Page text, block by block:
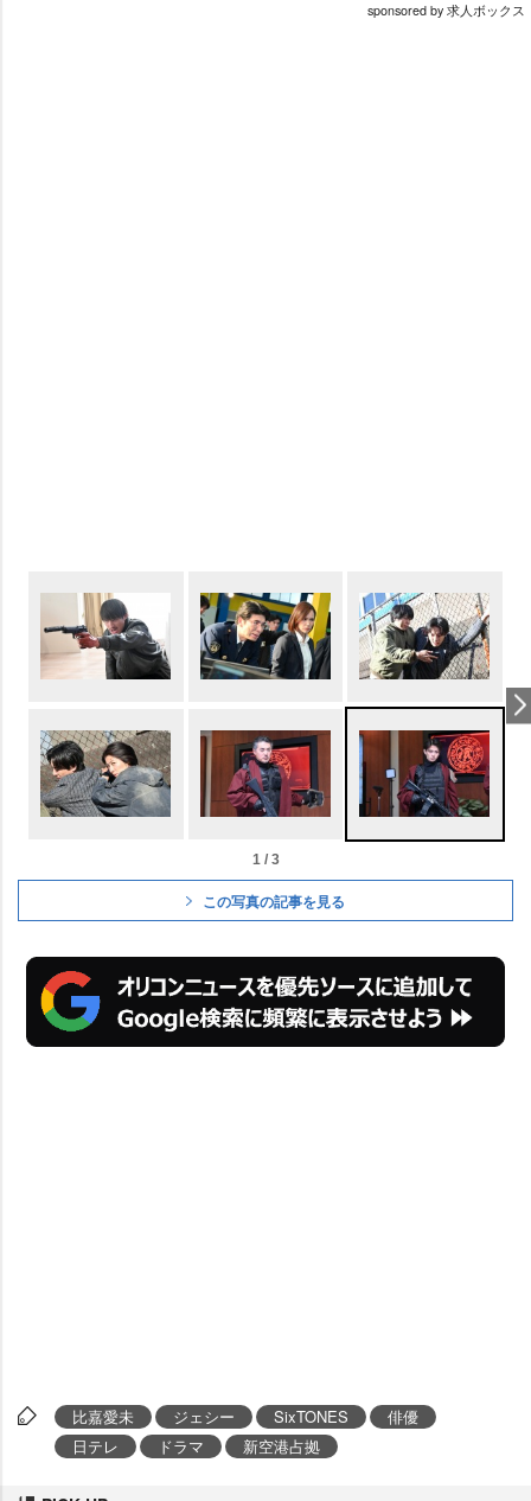
sponsored by 求人ボックス
1 / 3
この写真の記事を見る
比嘉愛未 ジェシー SixTONES
俳優
日テレ
ドラマ 新空港占拠